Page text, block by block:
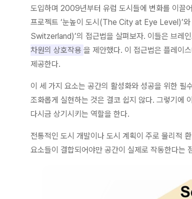
도입하며 2009년부터 유럽 도시들에 변화를 이
프로젝트 ‘눈높이 도시(The City at Eye Level)’
Switzerland)’의 접근법을 살펴보자. 이들은 브레
차원의 상호작용 을 제안했다. 이 접근법은 플레이
제공한다.
이 세 가지 요소는 공간의 활성화와 성공을 위한 필
조화롭게 실현하는 것은 결코 쉽지 않다. 그렇기에
다시금 상기시키는 역할을 한다.
전통적인 도시 개발이나 도시 계획이 주로 물리적
요소들이 결합되어야만 공간이 실제로 작동한다는